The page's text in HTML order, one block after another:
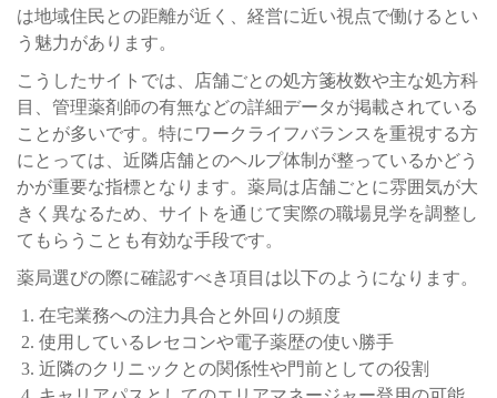
は地域住民との距離が近く、経営に近い視点で働けるとい
う魅力があります。
こうしたサイトでは、店舗ごとの処方箋枚数や主な処方科
目、管理薬剤師の有無などの詳細データが掲載されている
ことが多いです。特にワークライフバランスを重視する方
にとっては、近隣店舗とのヘルプ体制が整っているかどう
かが重要な指標となります。薬局は店舗ごとに雰囲気が大
きく異なるため、サイトを通じて実際の職場見学を調整し
てもらうことも有効な手段です。
薬局選びの際に確認すべき項目は以下のようになります。
在宅業務への注力具合と外回りの頻度
使用しているレセコンや電子薬歴の使い勝手
近隣のクリニックとの関係性や門前としての役割